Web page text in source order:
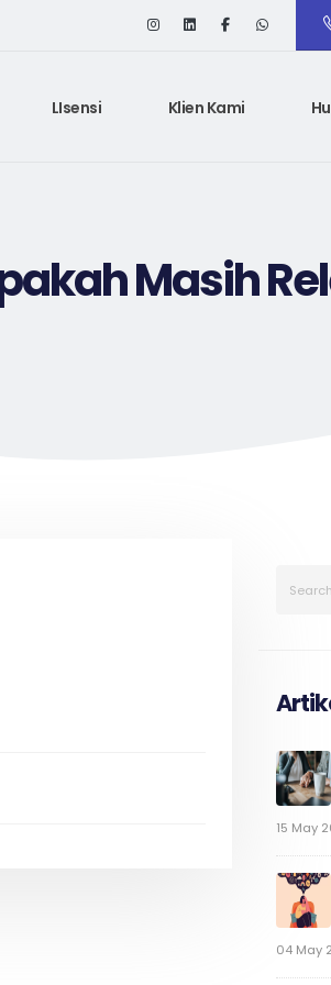
LIsensi Klien Kami
Masih
15 May
04 May